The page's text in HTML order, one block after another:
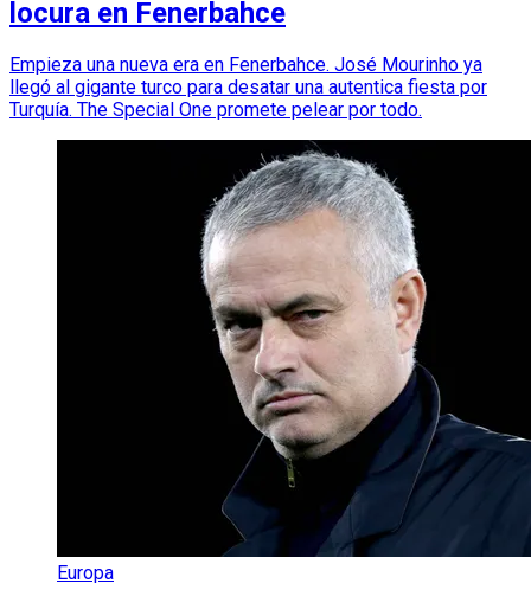
locura en Fenerbahce
Empieza una nueva era en Fenerbahce. José Mourinho ya
llegó al gigante turco para desatar una autentica fiesta por
Turquía. The Special One promete pelear por todo.
Europa